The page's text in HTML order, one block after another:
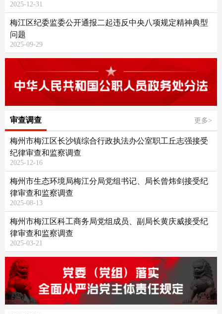
2025-12-31
梅江区纪委监委公开通报二起违反中央八项规定精神典型
问题
2025-09-29
审查调查 更多>
梅州市梅江区长沙镇综合行政执法办公室职工丘志强接受
纪律审查和监察调查
2025-12-16
梅州市生态环境局梅江分局党组书记、局长曾炜剑接受纪
律审查和监察调查
2025-08-13
梅州市梅江区科工商务局党组成员、副局长黄庆威接受纪
律审查和监察调查
2025-03-21